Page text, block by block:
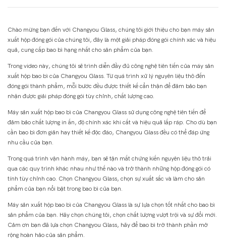
Chào mừng bạn đến với Changyou Glass, chúng tôi giới thiệu cho bạn máy sản
xuất hộp đóng gói của chúng tôi, đây là một giải pháp đóng gói chính xác và hiệu
quả, cung cấp bao bì hạng nhất cho sản phẩm của bạn.
Trong video này, chúng tôi sẽ trình diễn đầy đủ công nghệ tiên tiến của máy sản
xuất hộp bao bì của Changyou Glass. Từ quá trình xử lý nguyên liệu thô đến
đóng gói thành phẩm, mỗi bước đều được thiết kế cẩn thận để đảm bảo bạn
nhận được giải pháp đóng gói tùy chỉnh, chất lượng cao.
Máy sản xuất hộp bao bì của Changyou Glass sử dụng công nghệ tiên tiến để
đảm bảo chất lượng in ấn, độ chính xác khi cắt và hiệu quả lắp ráp. Cho dù bạn
cần bao bì đơn giản hay thiết kế độc đáo, Changyou Glass đều có thể đáp ứng
nhu cầu của bạn.
Trong quá trình vận hành máy, bạn sẽ tận mắt chứng kiến ​​nguyên liệu thô trải
qua các quy trình khác nhau như thế nào và trở thành những hộp đóng gói có
tính tùy chỉnh cao. Chọn Changyou Glass, chọn sự xuất sắc và làm cho sản
phẩm của bạn nổi bật trong bao bì của bạn.
Máy sản xuất hộp bao bì của Changyou Glass là sự lựa chọn tốt nhất cho bao bì
sản phẩm của bạn. Hãy chọn chúng tôi, chọn chất lượng vượt trội và sự đổi mới.
Cảm ơn bạn đã lựa chọn Changyou Glass, hãy để bao bì trở thành phần mở
rộng hoàn hảo của sản phẩm.